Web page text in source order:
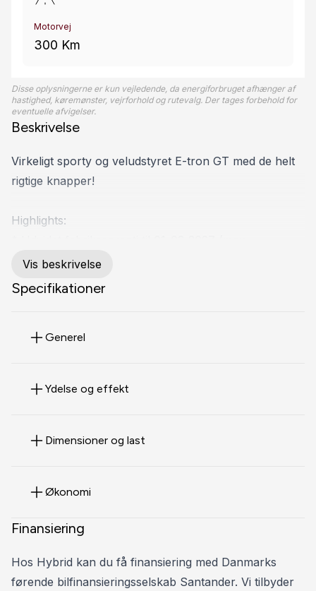
Motorvej
300 Km
Disse oplysningerne er kun vejledende, da energiforbruget afhænger af
hastighed, køremønster, vejrforhold og rutevalg. Der tages forbehold for
eventuelle afvigelser.
Beskrivelse
Virkeligt sporty og veludstyret E-tron GT med de helt
rigtige knapper!
Highlights:
100.000km)
* Originale 21" alufælge
* Pro S-sportssæder i sort fuldlæder
* Ventilation og massage i forsæder
* Matrix LED-lygter
* Carbon interiørlister
* Luftundervogn
* Sort optikpakke plus
* Komfortadgang (keyless go/entry)
* Varmepumpe
Vis beskrivelse
Specifikationer
Generel
Ydelse og effekt
Dimensioner og last
Økonomi
Finansiering
Hos Hybrid kan du få finansiering med Danmarks
førende bilfinansieringsselskab Santander. Vi tilbyder